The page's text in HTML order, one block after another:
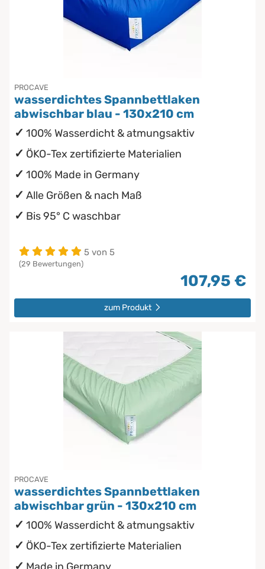
PROCAVE
wasserdichtes Spannbettlaken
abwischbar blau - 130x210 cm
100% Wasserdicht & atmungsaktiv
ÖKO-Tex zertifizierte Materialien
100% Made in Germany
Alle Größen & nach Maß
Bis 95° C waschbar
5 von 5
(29 Bewertungen)
107,95 €
zum Produkt
PROCAVE
wasserdichtes Spannbettlaken
abwischbar grün - 130x210 cm
100% Wasserdicht & atmungsaktiv
ÖKO-Tex zertifizierte Materialien